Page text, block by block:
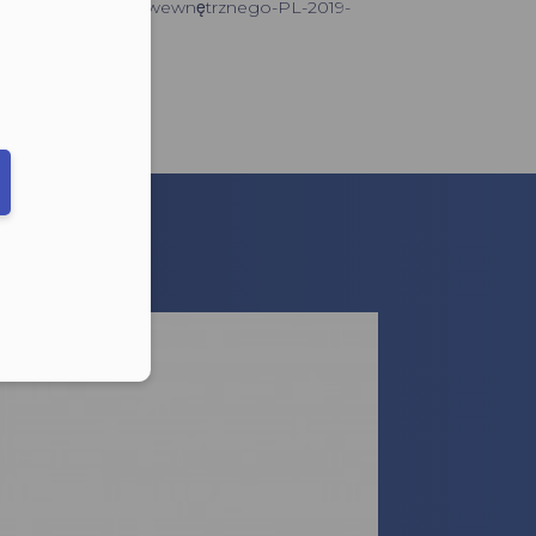
transportu wewnętrznego-PL-2019-
call
w formacie E164